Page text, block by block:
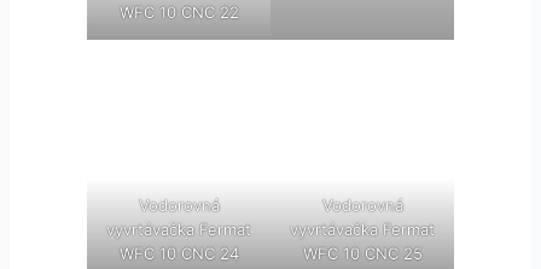
WFC 10 CNC 22
Vodorovná
vyvrtávačka Fermat
WFC 10 CNC 24
Vodorovná
vyvrtávačka Fermat
WFC 10 CNC 25